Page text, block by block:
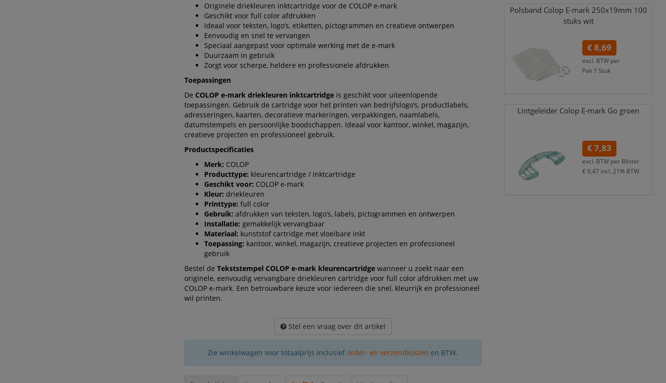
Originele driekleuren inktcartridge voor de COLOP e-mark
Geschikt voor full color afdrukken
Ideaal voor teksten, logo’s, etiketten, pictogrammen en creatieve ontwerpen
Eenvoudig en snel te vervangen
Speciaal aangepast voor optimale werking met de e-mark
Duurzaam in gebruik
Zorgt voor scherpe, heldere en professionele afdrukken
Toepassingen
De COLOP e-mark driekleuren inktcartridgeis geschikt voor uiteenlopende
toepassingen. Gebruik de cartridge voor het printen van bedrijfslogo’s, productlabels,
adresseringen, kaarten, decoratieve markeringen, verpakkingen, naamlabels,
datumstempels en persoonlijke boodschappen. Ideaal voor kantoor, winkel, magazijn,
creatieve projecten en professioneel gebruik.
Productspecificaties
Merk: COLOP
Producttype: kleurencartridge / inktcartridge
Geschikt voor: COLOP e-mark
Kleur: driekleuren
Printtype: full color
Gebruik: afdrukken van teksten, logo’s, labels, pictogrammen en ontwerpen
Installatie: gemakkelijk vervangbaar
Materiaal: kunststof cartridge met vloeibare inkt
Toepassing: kantoor, winkel, magazijn, creatieve projecten en professioneel
gebruik
Bestel de Tekststempel COLOP e-mark kleurencartridgewanneer u zoekt naar een
originele, eenvoudig vervangbare driekleuren cartridge voor full color afdrukken met uw
COLOP e-mark. Een betrouwbare keuze voor iedereen die snel, kleurrijk en professioneel
wil printen.
Stel een vraag over dit artikel
Zie winkelwagen voor totaalprijs inclusief order- en verzendkosten en BTW.
Polsband Colop E-mark 250x19mm 100
stuks wit
€ 8,69
excl. BTW per
Pak 1 Stuk
Lintgeleider Colop E-mark Go groen
€ 7,83
excl. BTW per Blister
€ 9,47 incl. 21% BTW